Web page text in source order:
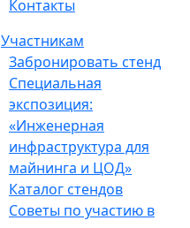
Контакты
Участникам
Забронировать стенд
Специальная
экспозиция:
«Инженерная
инфраструктура для
майнинга и ЦОД»
Каталог стендов
Советы по участию в